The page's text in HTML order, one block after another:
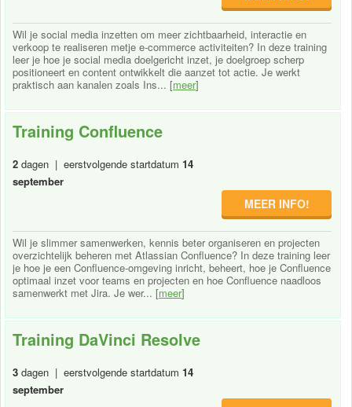
Wil je social media inzetten om meer zichtbaarheid, interactie en
verkoop te realiseren metje e-commerce activiteiten? In deze training
leer je hoe je social media doelgericht inzet, je doelgroep scherp
positioneert en content ontwikkelt die aanzet tot actie. Je werkt
praktisch aan kanalen zoals Ins... [meer]
Training Confluence
2 dagen | eerstvolgende startdatum 14
september
MEER INFO!
Wil je slimmer samenwerken, kennis beter organiseren en projecten
overzichtelijk beheren met Atlassian Confluence? In deze training leer
je hoe je een Confluence-omgeving inricht, beheert, hoe je Confluence
optimaal inzet voor teams en projecten en hoe Confluence naadloos
samenwerkt met Jira. Je wer... [meer]
Training DaVinci Resolve
3 dagen | eerstvolgende startdatum 14
september